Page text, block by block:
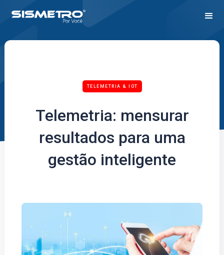
TELEMETRIA & IOT
Telemetria: mensurar
resultados para uma
gestão inteligente